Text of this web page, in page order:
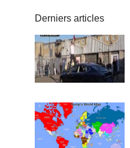
Derniers articles